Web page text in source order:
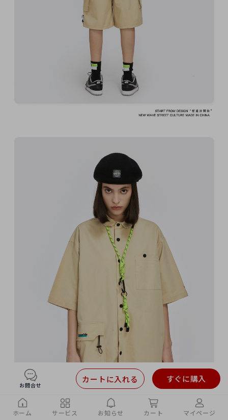
お問合せ
すぐに購入
カートに入れる
ホーム サービス お知らせ カート マイページ